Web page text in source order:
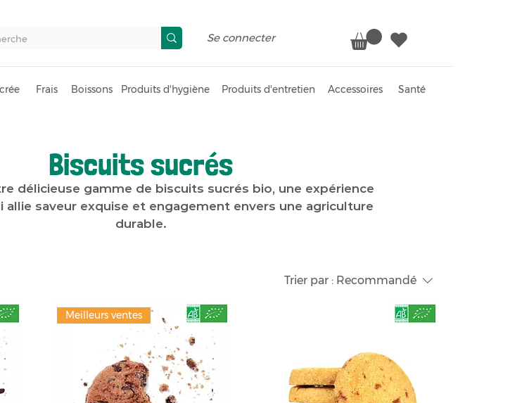
Frais Boissons Produits d'hygiène Produits d'entretien Accessoires Santé
Se connecter
Biscuits sucrés
délicieuse gamme de biscuits sucrés bio, une expérience
allie saveur exquise et engagement envers une agriculture
durable.
Trier par : Recommandé
Meilleurs ventes